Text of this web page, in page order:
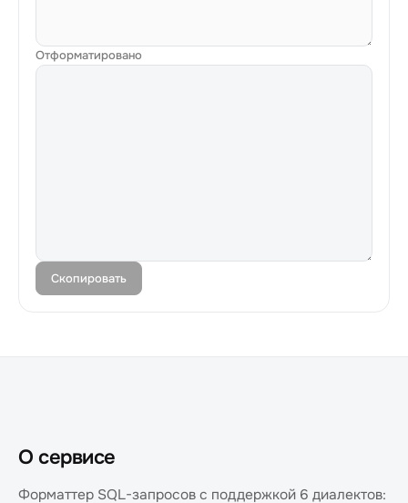
Отформатировано
Скопировать
О сервисе
Форматтер SQL-запросов с поддержкой 6 диалектов: